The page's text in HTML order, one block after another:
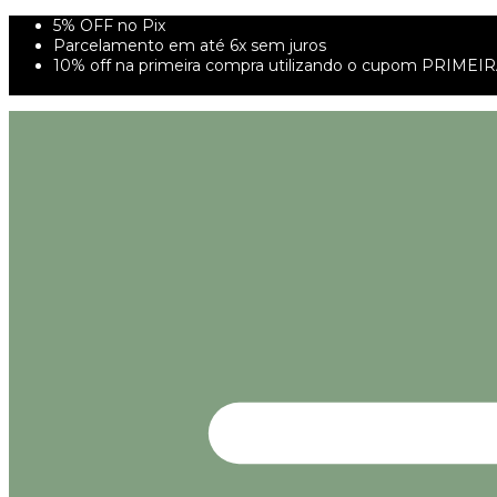
5% OFF no Pix
Parcelamento em até 6x sem juros
10% off na primeira compra utilizando o cupom